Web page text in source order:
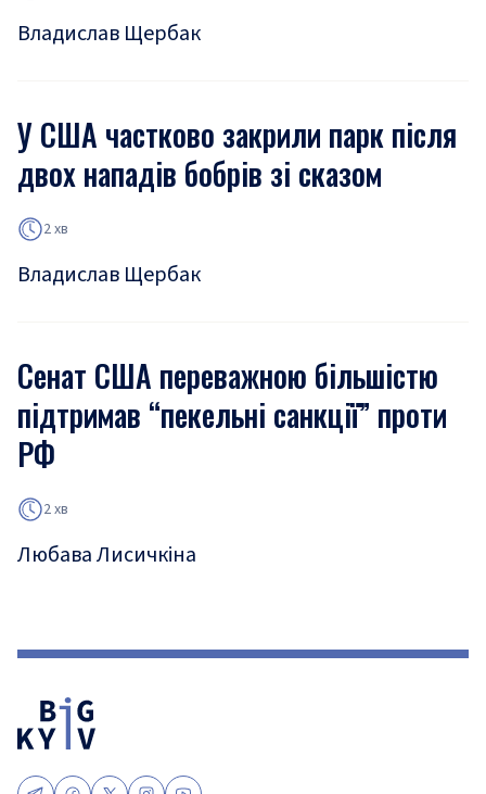
Владислав Щербак
У США частково закрили парк після
двох нападів бобрів зі сказом
2 хв
Владислав Щербак
Сенат США переважною більшістю
підтримав “пекельні санкції” проти
РФ
2 хв
Любава Лисичкіна